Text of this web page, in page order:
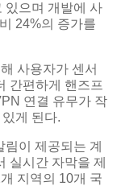
있으며 개발에 사
24%의 증가를
사용자가 센서
간편하게 핸즈프
연결 유무가 작
게 된다.
이 제공되는 계
실시간 자막을 제
지역의 10개 국